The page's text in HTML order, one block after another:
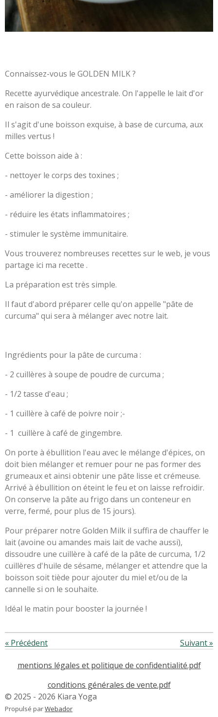
Connaissez-vous le GOLDEN MILK ?
Recette ayurvédique ancestrale. On l'appelle le lait d'or
en raison de sa couleur.
Il s'agit d'une boisson exquise, à base de curcuma, aux
milles vertus !
Cette boisson aide à :
- nettoyer le corps des toxines ;
- améliorer la digestion ;
- réduire les états inflammatoires ;
- stimuler le système immunitaire.
Vous trouverez nombreuses recettes sur le web, je vous
partage ici ma recette .
La préparation est très simple.
Il faut d'abord préparer celle qu'on appelle "pâte de
curcuma" qui sera à mélanger avec notre lait.
Ingrédients pour la pâte de curcuma :
- 2 cuillères à soupe de poudre de curcuma ;
- 1/2 tasse d'eau ;
- 1 cuillère à café de poivre noir ;-
- 1 cuillère à café de gingembre.
On porte à ébullition l'eau avec le mélange d'épices, on
doit bien mélanger et remuer pour ne pas former des
grumeaux et ainsi obtenir une pâte lisse et crémeuse.
Arrivé à ébullition on éteint le feu et on laisse refroidir.
On conserve la pâte au frigo dans un conteneur en
verre, fermé, pour plus de 15 jours).
Pour préparer notre Golden Milk il suffira de chauffer le
lait (avoine ou amandes mais lait de vache aussi),
dissoudre une cuillère à café de la pâte de curcuma, 1/2
cuillères d'huile de sésame, mélanger et attendre que la
boisson soit tiède pour ajouter du miel et/ou de la
cannelle si on le souhaite.
Idéal le matin pour booster la journée !
« Précédent Suivant»
mentions légales et politique de confidentialité.pdf
conditions générales de vente.pdf
© 2025 - 2026 Kiara Yoga
Propulsé parWebador